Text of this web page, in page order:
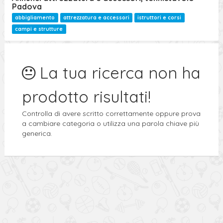
Padova
abbigliamento attrezzatura e accessori
istruttori e corsi
campi e strutture
La tua ricerca non ha
prodotto risultati!
Controlla di avere scritto correttamente oppure prova
a cambiare categoria o utilizza una parola chiave più
generica.